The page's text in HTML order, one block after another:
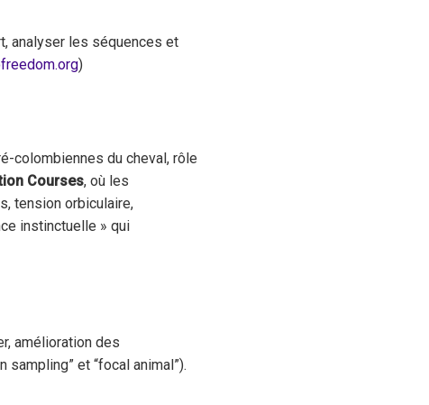
analyser les séquences et
)
colombiennes du cheval, rôle
Courses, où les
tension orbiculaire,
instinctuelle » qui
amélioration des
et “focal animal”).